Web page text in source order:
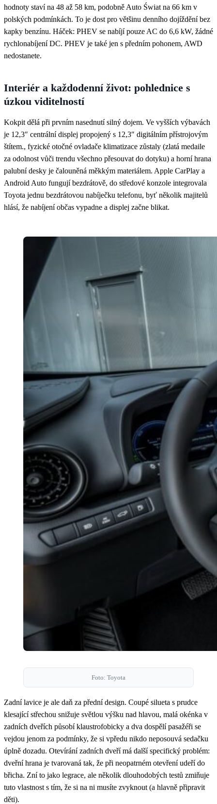
hodnoty staví na 48 až 58 km, podobně Auto Świat na 66 km v
polských podmínkách. To je dost pro většinu denního dojíždění bez
kapky benzínu. Háček: PHEV se nabíjí pouze AC do 6,6 kW, žádné
rychlonabíjení DC. PHEV je také jen s předním pohonem, AWD
nedostanete.
Interiér a každodenní život: pohlednice s
úzkou viditelností
Kokpit dělá při prvním nasednutí silný dojem. Ve vyšších výbavách
je 12,3″ centrální displej propojený s 12,3″ digitálním přístrojovým
štítem., fyzické otočné ovladače klimatizace zůstaly (zlatá medaile
za odolnost vůči trendu všechno přesouvat do dotyku) a horní hrana
palubní desky je čalouněná měkkým materiálem. Apple CarPlay a
Android Auto fungují bezdrátově, do středové konzole integrovala
Toyota jednu bezdrátovou nabíječku telefonu, byť několik majitelů
hlásí, že nabíjení občas vypadne a displej začne blikat.
Foto: Toyota
Zadní lavice je ale daň za přední design. Coupé silueta s prudce
klesající střechou snižuje světlou výšku nad hlavou, malá okénka v
zadních dveřích působí klaustrofobicky a dva dospělí pasažéři se
vejdou jenom za podmínky, že si vpředu nikdo neposouvá sedačku
úplně dozadu. Otevírání zadních dveří má další specifický problém:
dveřní hrana je tvarovaná tak, že při neopatrném otevření udeří do
břicha. Zní to jako legrace, ale několik dlouhodobých testů zmiňuje
tuto vlastnost s tím, že si na ni musíte zvyknout (a hlavně připravit
děti).